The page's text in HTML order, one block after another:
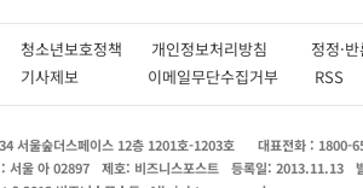
청소년보호정책 개인정보처리방침 정정·
기사제보 이메일무단수집거부 RSS
서울숲더스페이스 12층 1201호-1203호 대표전화 : 1800-
서울 아 02897 제호: 비즈니스포스트 등록일: 2013.11.13